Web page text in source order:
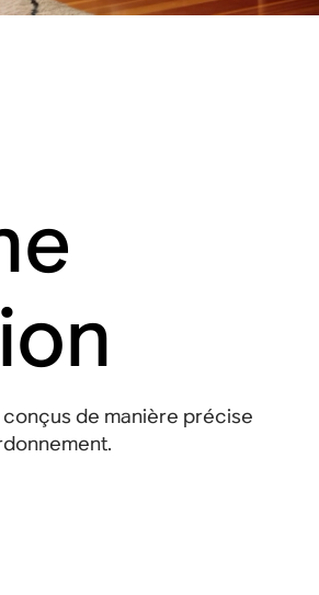
de manière précise